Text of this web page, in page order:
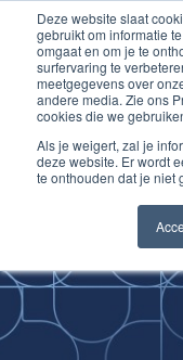
Deze website slaat
gebruikt om informatie
omgaat en om je te
surfervaring te
meetgegevens over
andere media. Zie ons
cookies die we
Als je weigert, zal je
deze website. Er wordt
te onthouden dat je niet
Ga
naar
de
inhoud
Medical